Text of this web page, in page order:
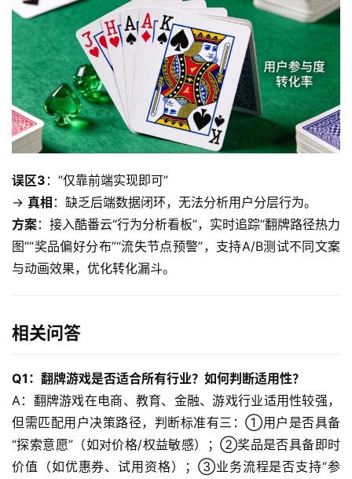
务
互
联
网
+
动
于
我
们
误区3 ：“仅靠前端实现即可”
→ 真相 ：缺乏后端数据闭环，无法分析用户分层行为。
方案：接入酷番云“行为分析看板”，实时追踪“翻牌路径热力
图”“奖品偏好分布”“流失节点预警”，支持A/B测试不同文案
与动画效果，优化转化漏斗。
相关问答
Q1：翻牌游戏是否适合所有行业？如何判断适用性？
A：翻牌游戏在电商、教育、金融、游戏行业适用性较强，
但需匹配用户决策路径，判断标准有三：①用户是否具备
“探索意愿”（如对价格/权益敏感）；②奖品是否具备即时
价值（如优惠券、试用资格）；③业务流程是否支持“参